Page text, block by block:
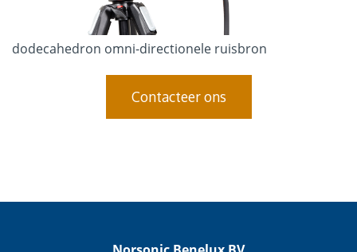
dodecahedron omni-directionele ruisbron
Contacteer ons